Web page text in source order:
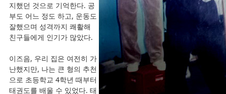
지했던 것으로 기억한다. 공
부도 어느 정도 하고, 운동도
잘했으며 성격까지 쾌활해
친구들에게 인기가 많았다.
이즈음, 우리 집은 여전히 가
난했지만, 나는 큰 형의 추천
으로 초등학교 4학년 때부터
태권도를 배울 수 있었다. 태